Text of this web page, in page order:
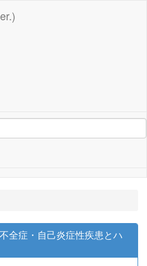
全症・自己炎症性疾患とハ